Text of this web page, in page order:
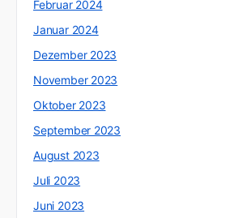
Februar 2024
Januar 2024
Dezember 2023
November 2023
Oktober 2023
September 2023
August 2023
Juli 2023
Juni 2023